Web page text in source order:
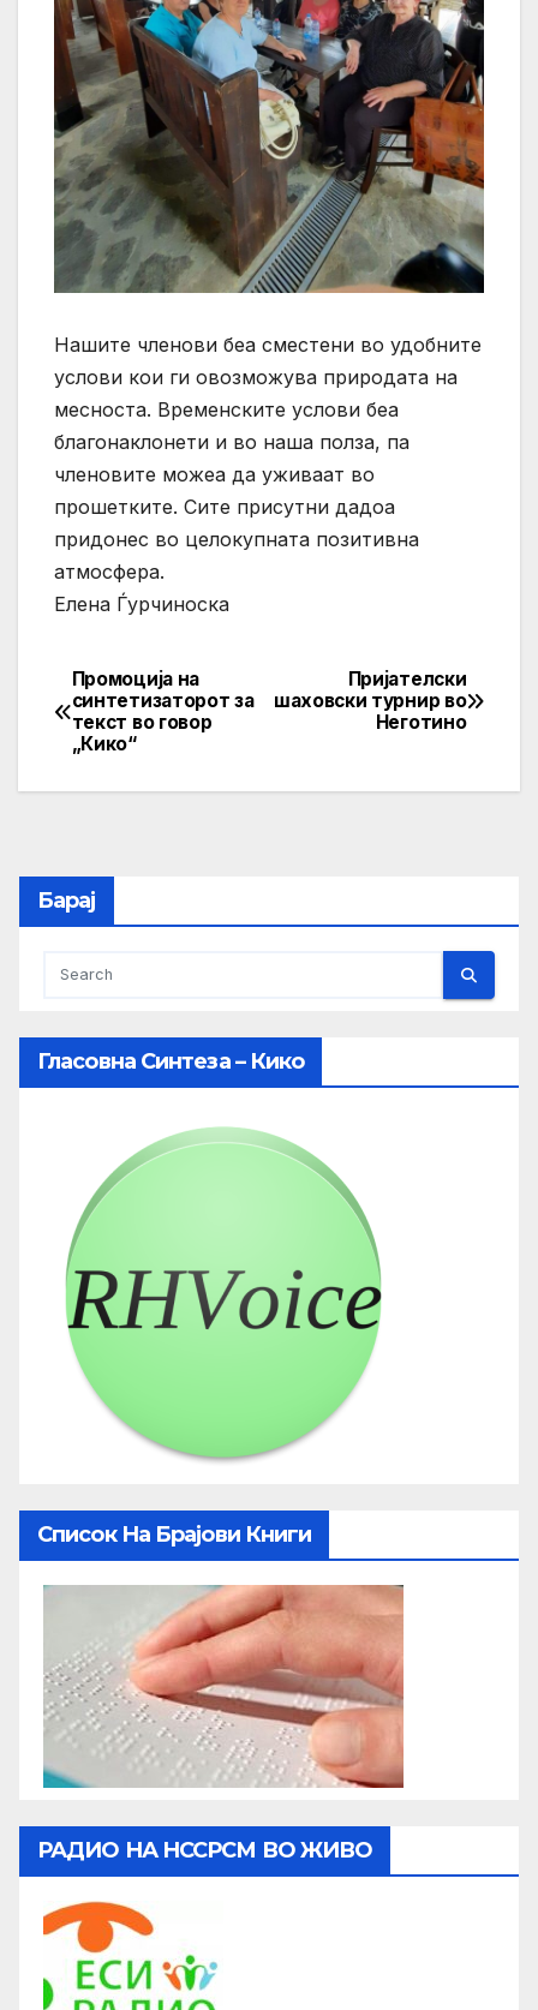
Нашите членови беа сместени во удобните
услови кои ги овозможува природата на
месноста. Временските услови беа
благонаклонети и во наша полза, па
членовите можеа да уживаат во
прошетките. Сите присутни дадоа
придонес во целокупната позитивна
атмосфера.
Елена Ѓурчиноска
Post
navigation
Пријателски
шаховски турнир во
Неготино
Промоција на
синтетизаторот за
текст во говор
„Кико“
Барај
Гласовна Синтеза – Кико
Список На Брајови Книги
РАДИО НА НССРСМ ВО ЖИВО